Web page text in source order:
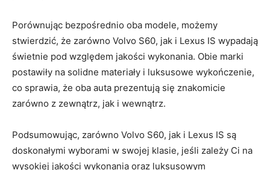
Porównując bezpośrednio ‌oba⁢ modele, możemy
stwierdzić, że ⁣zarówno Volvo S60, jak i ​Lexus IS wypadają
świetnie ​pod​ względem jakości wykonania. Obie ‌marki
postawiły na solidne‌ materiały ⁤i luksusowe‌ wykończenie,
co sprawia,‍ że oba auta ‍prezentują się znakomicie
zarówno ‌z zewnątrz, jak ‍i wewnątrz.
Podsumowując, zarówno Volvo S60, jak i ⁣Lexus IS są
doskonałymi wyborami w swojej ​klasie, jeśli zależy ⁣Ci na
wysokiej jakości‌ wykonania ⁢oraz luksusowym